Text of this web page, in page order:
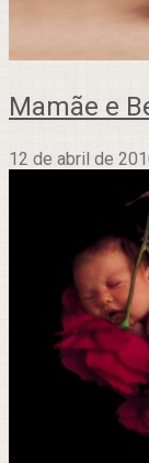
Mamãe e
12 de abril de